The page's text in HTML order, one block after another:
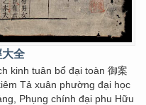
全
kinh tuân bổ đại toàn 御案
Tả xuân phường đại học
Phụng chính đại phu Hữu